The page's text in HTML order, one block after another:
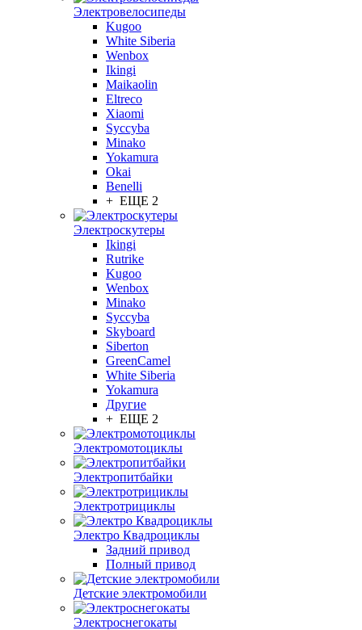
Электровелосипеды
Kugoo
White Siberia
Wenbox
Ikingi
Maikaolin
Eltreco
Xiaomi
Syccyba
Minako
Yokamura
Okai
Benelli
+ ЕЩЕ 2
Электроскутеры
Ikingi
Rutrike
Kugoo
Wenbox
Minako
Syccyba
Skyboard
Siberton
GreenCamel
White Siberia
Yokamura
Другие
+ ЕЩЕ 2
Электромотоциклы
Электропитбайки
Электротрициклы
Электро Квадроциклы
Задний привод
Полный привод
Детские электромобили
Электроснегокаты